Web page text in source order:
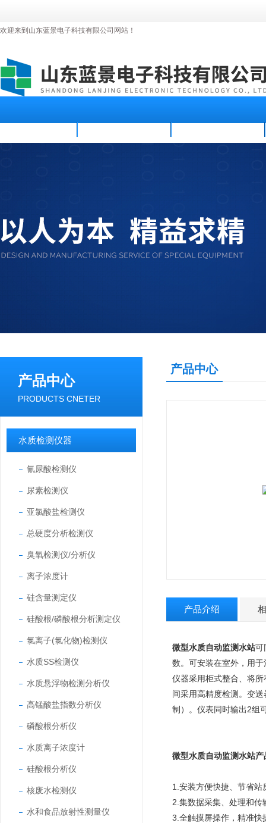
欢迎来到山东蓝景电子科技有限公司网站！
产品中心
PRODUCTS CNETER
水质检测仪器
氰尿酸检测仪
尿素检测仪
亚氯酸盐检测仪
总硬度分析检测仪
臭氧检测仪/分析仪
离子浓度计
硅含量测定仪
硅酸根/磷酸根分析测定仪
氯离子(氯化物)检测仪
水质SS检测仪
水质悬浮物检测分析仪
高锰酸盐指数分析仪
磷酸根分析仪
水质离子浓度计
硅酸根分析仪
核废水检测仪
水和食品放射性测量仪
产品中心
产品介绍
微型水质自动监测水站可
数。可安装在室外，用
仪器采用柜式整合、将
间采用高精度检测。变
制）。仪表同时输出2组
微型水质自动监测水站产
1. 安装方便快捷、节省站
2. 集数据采集、处理和传
3. 全触摸屏操作，精准快